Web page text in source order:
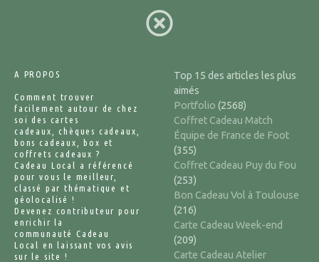
A PROPOS
Comment trouver
facilement autour de chez
soi des cartes
cadeaux, chèques cadeaux,
bons cadeaux, box et
coffrets cadeaux ?
Cadeau Local a référencé
pour vous le meilleur,
classé par thématique et
géolocalisé !
Devenez contributeur pour
enrichir la
communauté Cadeau
Local en laissant vos avis
sur le site !
Top 15 des articles les plus
aimés
Portfolio (2568)
Coffret Cadeau Match
Équipe de France de Foot
(355)
Coffret Cadeau Puy du Fou
(253)
Bon Cadeau Vol à Toulouse
(216)
Carte Cadeau Week-end
(209)
Carte Cadeau Atelier